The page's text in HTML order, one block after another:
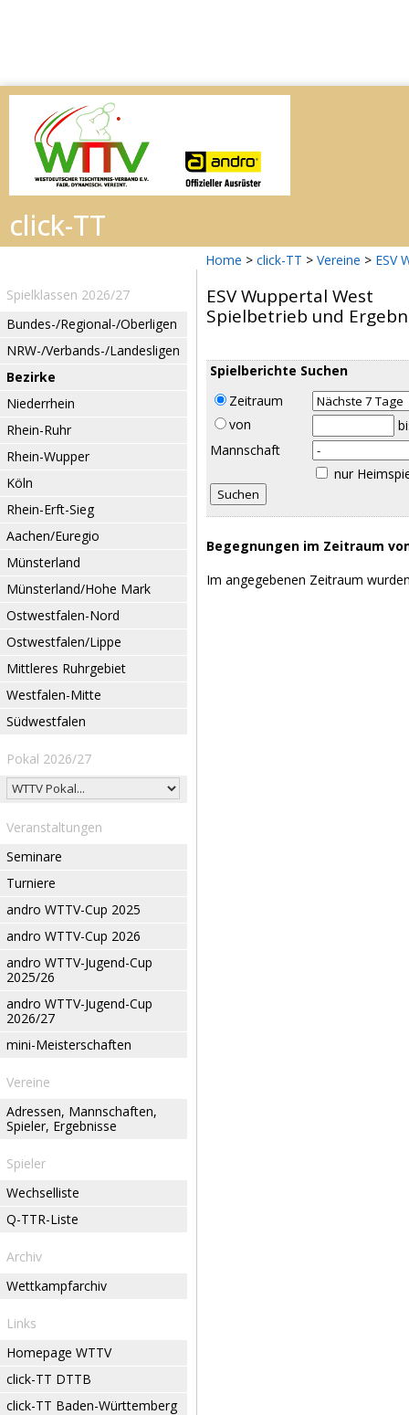
Home > click-TT > Vereine > ESV
Spielklassen 2026/27
Bundes-/Regional-/Oberligen
NRW-/Verbands-/Landesligen
Bezirke
Niederrhein
Rhein-Ruhr
Rhein-Wupper
Köln
Rhein-Erft-Sieg
Aachen/Euregio
Münsterland
Münsterland/Hohe Mark
Ostwestfalen-Nord
Ostwestfalen/Lippe
Mittleres Ruhrgebiet
Westfalen-Mitte
Südwestfalen
Pokal 2026/27
Veranstaltungen
Seminare
Turniere
andro WTTV-Cup 2025
andro WTTV-Cup 2026
andro WTTV-Jugend-Cup
2025/26
andro WTTV-Jugend-Cup
2026/27
mini-Meisterschaften
Vereine
Adressen, Mannschaften,
Spieler, Ergebnisse
Spieler
Wechselliste
Q-TTR-Liste
Archiv
Wettkampfarchiv
Links
Homepage WTTV
click-TT DTTB
click-TT Baden-Württemberg
ESV Wuppertal West
Spielbetrieb und
Spielberichte Suchen
Zeitraum
von
Mannschaft
nur
Begegnungen im Zeitraum
Im angegebenen Zeitraum